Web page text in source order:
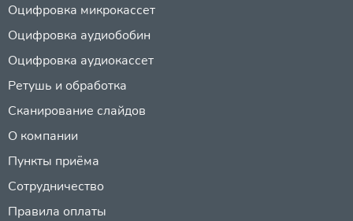
Оцифровка микрокассет
Оцифровка аудиобобин
Оцифровка аудиокассет
Ретушь и обработка
Сканирование слайдов
О компании
Пункты приёма
Сотрудничество
Правила оплаты